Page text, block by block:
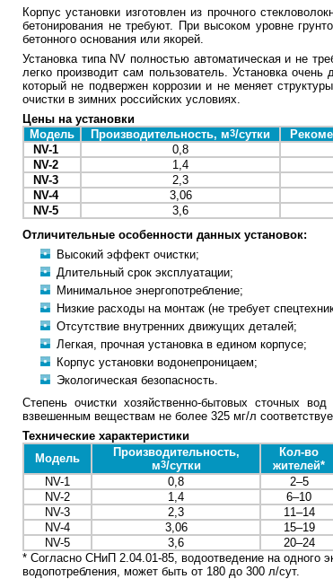
Корпус установки изготовлен из прочного
бетонирования не требуют. При высоком уровне
бетонного основания или якорей.
Установка типа NV полностью автоматическая и не
легко производит сам пользователь. Установка очень
который не подвержен коррозии и не меняет
очистки в зимних российских условиях.
Цены на установки
Модель
Производительность, м3/сутки
NV-1
0,8
NV-2
1,4
NV-3
2,3
NV-4
3,06
NV-5
3,6
Отличительные особенности данных установок:
Высокий эффект очистки;
Длительный срок эксплуатации;
Минимальное энергопотребление;
Низкие расходы на монтаж (не требует
Отсутствие внутренних движущих деталей;
Легкая, прочная установка в едином корпусе;
Корпус установки водонепроницаем;
Экологическая безопасность.
Степень очистки хозяйственно-бытовых сточных
взвешенным веществам не более 325 мг/л
Технические характеристики
Модель
Производительность,
м3/сутки
Кол-во
жителей*
NV-1
0,8 2–5
NV-2
1,4 6–10
NV-3
2,3 11–14
NV-4
3,06 15–19
NV-5
3,6 20–24
* Согласно СНиП 2.04.01-85, водоотведение на одного
водопотребления, может быть от 180 до 300 л/сут.